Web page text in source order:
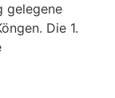
gelegene
Die 1.